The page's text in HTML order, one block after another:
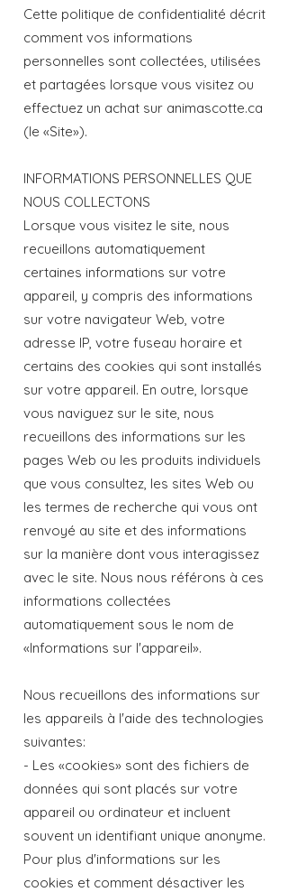
Cette politique de confidentialité décrit
comment vos informations
personnelles sont collectées, utilisées
et partagées lorsque vous visitez ou
effectuez un achat sur animascotte.ca
(le «Site»).
INFORMATIONS PERSONNELLES QUE
NOUS COLLECTONS
Lorsque vous visitez le site, nous
recueillons automatiquement
certaines informations sur votre
appareil, y compris des informations
sur votre navigateur Web, votre
adresse IP, votre fuseau horaire et
certains des cookies qui sont installés
sur votre appareil. En outre, lorsque
vous naviguez sur le site, nous
recueillons des informations sur les
pages Web ou les produits individuels
que vous consultez, les sites Web ou
les termes de recherche qui vous ont
renvoyé au site et des informations
sur la manière dont vous interagissez
avec le site. Nous nous référons à ces
informations collectées
automatiquement sous le nom de
«Informations sur l'appareil».
Nous recueillons des informations sur
les appareils à l'aide des technologies
suivantes:
- Les «cookies» sont des fichiers de
données qui sont placés sur votre
appareil ou ordinateur et incluent
souvent un identifiant unique anonyme.
Pour plus d'informations sur les
cookies et comment désactiver les